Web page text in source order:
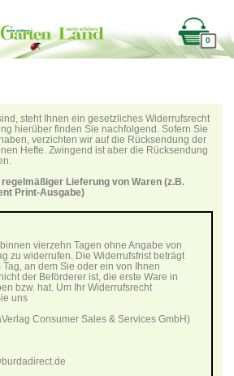
0
steht Ihnen ein gesetzliches Widerrufsrecht
hierüber finden Sie nachfolgend. Sofern Sie
verzichten wir auf die Rücksendung der
Hefte. Zwingend ist aber die Rücksendung
Lieferung von Waren (z.B.
Print-Ausgabe)
vierzehn Tagen ohne Angabe von
zu widerrufen. Die Widerrufsfrist beträgt
an dem Sie oder ein von Ihnen
der Beförderer ist, die erste Ware in
bzw. hat. Um Ihr Widerrufsrecht
uns
Consumer Sales & Services GmbH)